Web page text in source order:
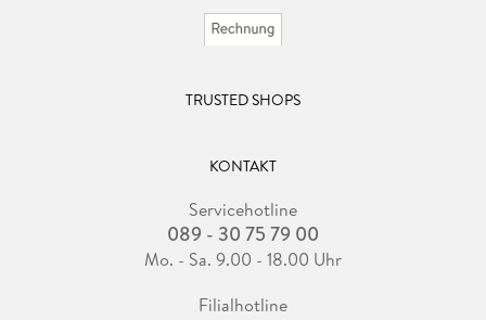
TRUSTED SHOPS
KONTAKT
Servicehotline
089 - 30 75 79 00
Mo. - Sa. 9.00 - 18.00 Uhr
Filialhotline